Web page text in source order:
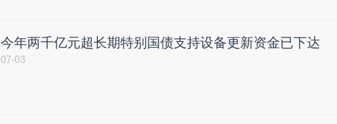
今年两千亿元超长期特别国债支持设备更新资金已下达
07-03